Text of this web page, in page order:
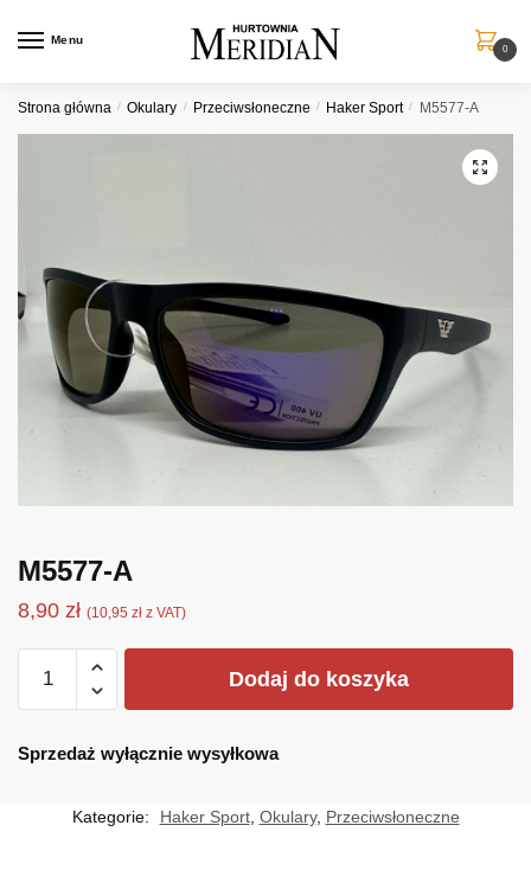
Menu
0
Strona główna / Okulary / Przeciwsłoneczne / Haker Sport / M5577-A
M5577-A
8,90 zł (10,95 zł z VAT)
M5577-
Dodaj do koszyka
Sprzedaż wyłącznie wysyłkowa
Kategorie: Haker Sport, Okulary, Przeciwsłoneczne